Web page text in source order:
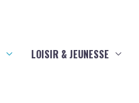
LOISIR & JEUNESSE